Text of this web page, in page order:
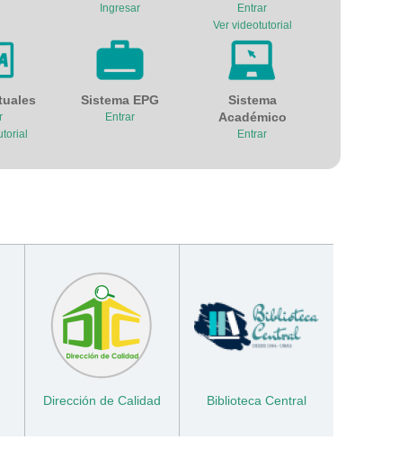
Ingresar
Entrar
Ver videotutorial
Sistema EPG
Entrar
Sistema
Académico
Entrar
Dirección de Calidad Biblioteca Central